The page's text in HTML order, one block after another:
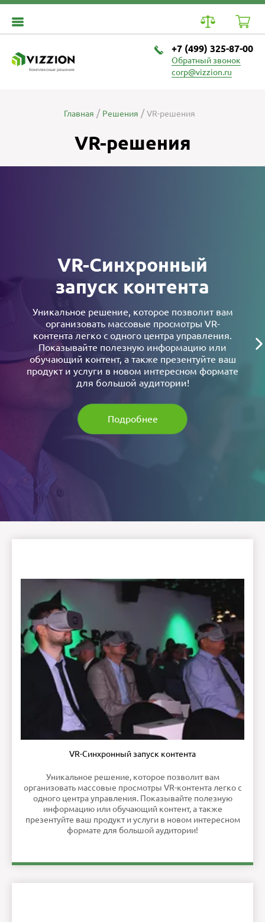
Комплексные решения
+7 (499) 325-87-00
Обратный звонок
corp@vizzion.ru
Главная Решения VR-решения
VR-решения
VR-Синхронный
запуск контента
Уникальное решение, которое позволит вам
организовать массовые просмотры VR-
контента легко с одного центра управления.
Показывайте полезную информацию или
обучающий контент, а также презентуйте ваш
продукт и услуги в новом интересном формате
для большой аудитории!
Подробнее
VR-Синхронный запуск контента
Уникальное решение, которое позволит вам
организовать массовые просмотры VR-контента легко с
одного центра управления. Показывайте полезную
информацию или обучающий контент, а также
презентуйте ваш продукт и услуги в новом интересном
формате для большой аудитории!